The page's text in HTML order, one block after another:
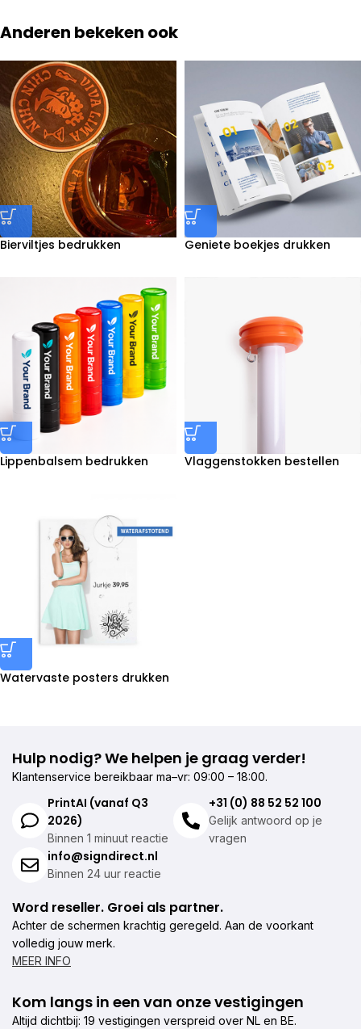
Anderen bekeken ook
Bierviltjes bedrukken Geniete boekjes drukken
Lippenbalsem bedrukken Vlaggenstokken bestellen
Watervaste posters drukken
Hulp nodig? We helpen je graag verder!
Klantenservice bereikbaar ma–vr: 09:00 – 18:00.
PrintAI (vanaf Q3
2026)
Binnen 1 minuut reactie
+31 (0) 88 52 52 100
Gelijk antwoord op je
vragen
info@signdirect.nl
Binnen 24 uur reactie
Word reseller. Groei als partner.
Achter de schermen krachtig geregeld. Aan de voorkant
volledig jouw merk.
MEER INFO
Kom langs in een van onze vestigingen
Altijd dichtbij: 19 vestigingen verspreid over NL en BE.